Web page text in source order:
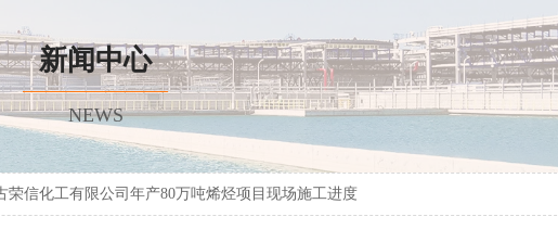
新闻中心
NEWS
荣信化工有限公司年产80万吨烯烃项目现场施工进度